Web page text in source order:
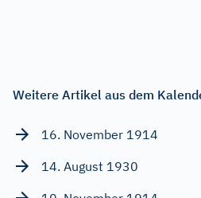
Weitere Artikel aus dem
16. November 1914
14. August 1930